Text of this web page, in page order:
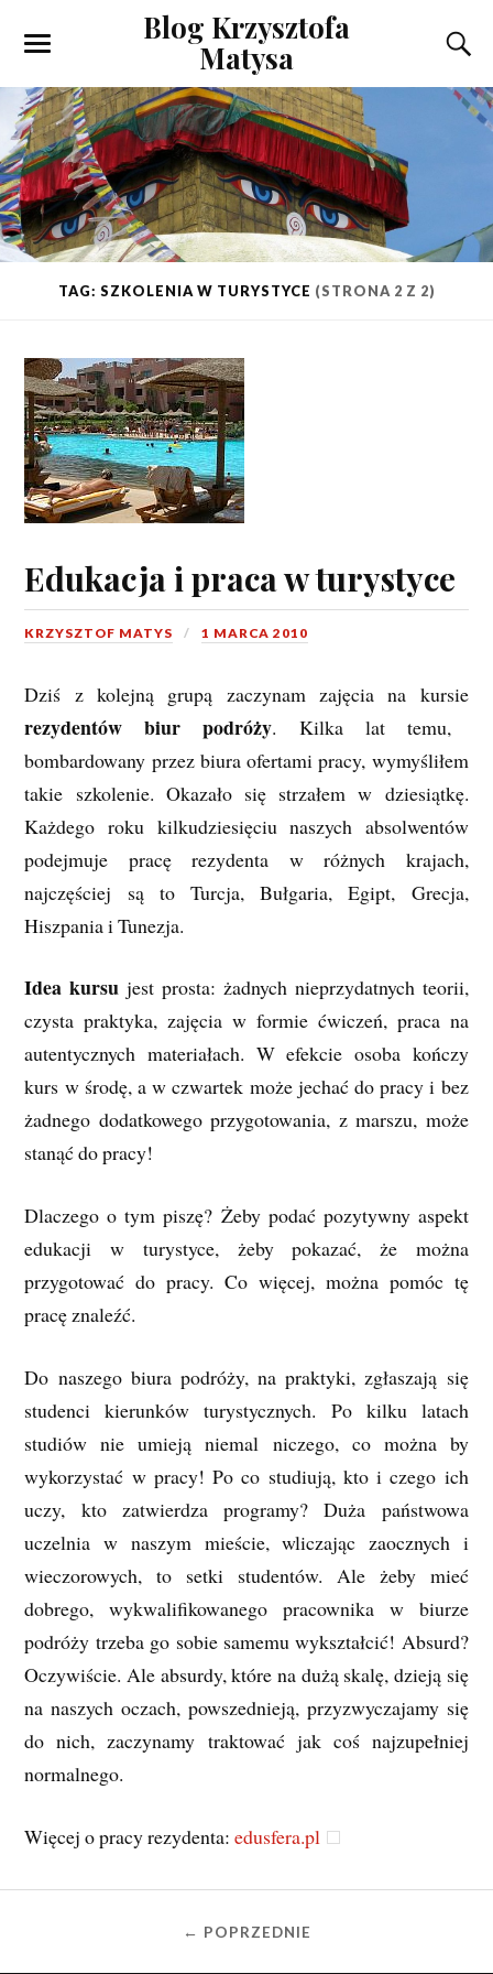
Blog Krzysztofa
Matysa
TAG: SZKOLENIA W TURYSTYCE (STRONA 2 Z 2)
Edukacja i praca w turystyce
KRZYSZTOF MATYS 1 MARCA 2010
Dziś z kolejną grupą zaczynam zajęcia na kursie
rezydentów biur podróży. Kilka lat temu,
bombardowany przez biura ofertami pracy, wymyśliłem
takie szkolenie. Okazało się strzałem w dziesiątkę.
Każdego roku kilkudziesięciu naszych absolwentów
podejmuje pracę rezydenta w różnych krajach,
najczęściej są to Turcja, Bułgaria, Egipt, Grecja,
Hiszpania i Tunezja.
Idea kursu jest prosta: żadnych nieprzydatnych teorii,
czysta praktyka, zajęcia w formie ćwiczeń, praca na
autentycznych materiałach. W efekcie osoba kończy
kurs w środę, a w czwartek może jechać do pracy i bez
żadnego dodatkowego przygotowania, z marszu, może
stanąć do pracy!
Dlaczego o tym piszę? Żeby podać pozytywny aspekt
edukacji w turystyce, żeby pokazać, że można
przygotować do pracy. Co więcej, można pomóc tę
pracę znaleźć.
Do naszego biura podróży, na praktyki, zgłaszają się
studenci kierunków turystycznych. Po kilku latach
studiów nie umieją niemal niczego, co można by
wykorzystać w pracy! Po co studiują, kto i czego ich
uczy, kto zatwierdza programy? Duża państwowa
uczelnia w naszym mieście, wliczając zaocznych i
wieczorowych, to setki studentów. Ale żeby mieć
dobrego, wykwalifikowanego pracownika w biurze
podróży trzeba go sobie samemu wykształcić! Absurd?
Oczywiście. Ale absurdy, które na dużą skalę, dzieją się
na naszych oczach, powszednieją, przyzwyczajamy się
do nich, zaczynamy traktować jak coś najzupełniej
normalnego.
Więcej o pracy rezydenta:edusfera.pl
← POPRZEDNIE